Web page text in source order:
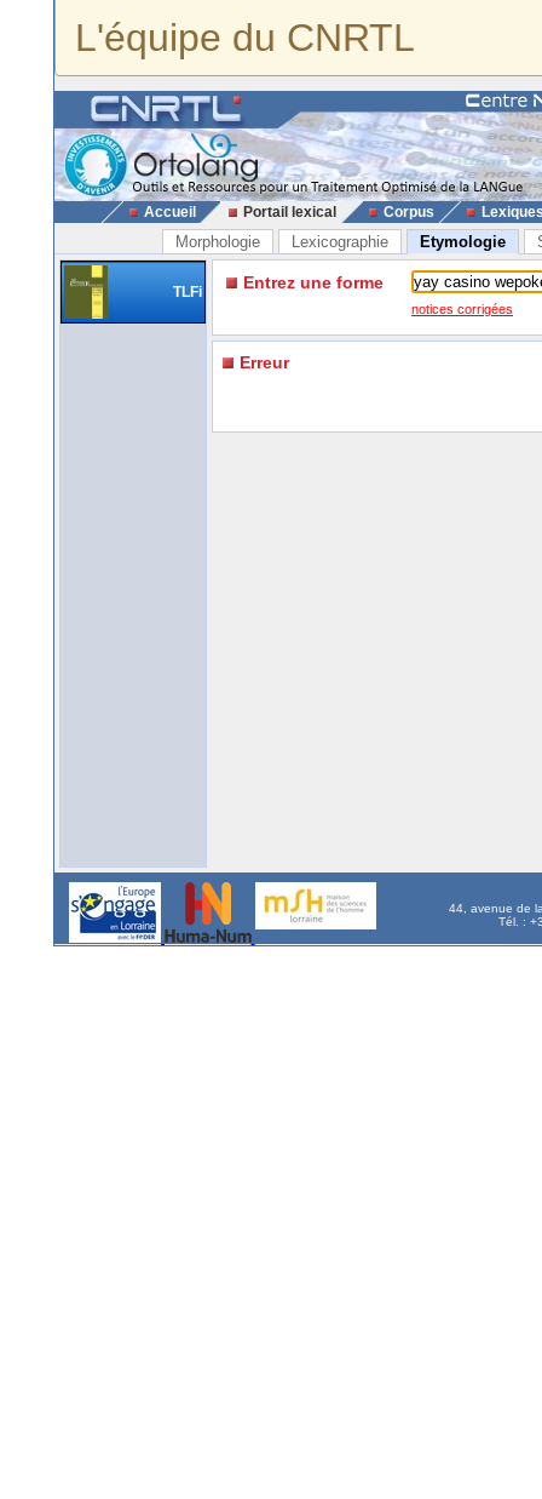
L'équipe du CNRTL
Accueil Portail lexical Corpus
Morphologie Lexicographie Etymologie
TLFi Entrez une forme
notices corrigées
Erreur
44, avenue de
Tél. :